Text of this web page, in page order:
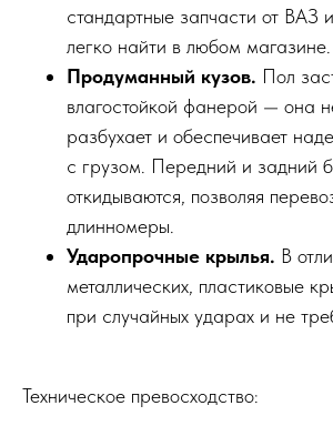
стандартные запчасти от ВАЗ
легко найти в любом магазине.
Продуманный кузов. Пол
влагостойкой фанерой — она
разбухает и обеспечивает
с грузом. Передний и задний
откидываются, позволяя
длинномеры.
Ударопрочные крылья. В
металлических, пластиковые
при случайных ударах и не
Техническое превосходство: